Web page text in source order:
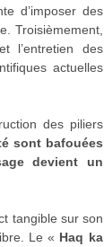
d’imposer des
Troisièmement,
l’entretien des
actuelles
des piliers
sont bafouées
devient un
tangible sur son
Le « Haq ka